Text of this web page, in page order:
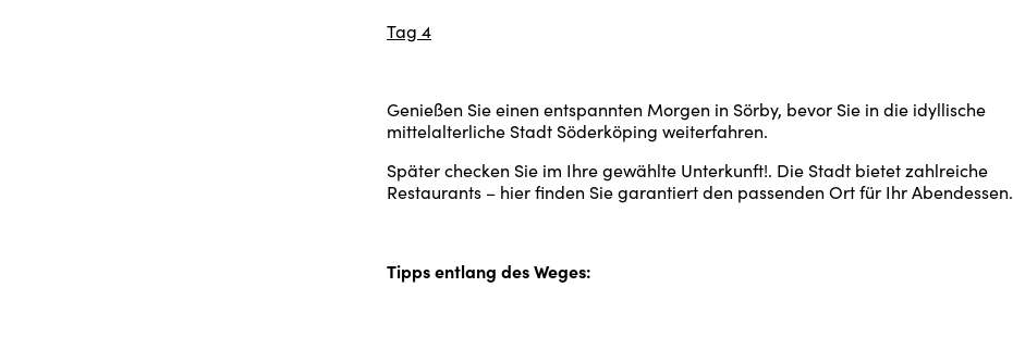
Tag 4
Genießen Sie einen entspannten Morgen in Sörby, bevor Sie in die idyllische
mittelalterliche Stadt Söderköping weiterfahren.
Später checken Sie im Ihre gewählte Unterkunft!. Die Stadt bietet zahlreiche
Restaurants – hier finden Sie garantiert den passenden Ort für Ihr Abendessen.
Tipps entlang des Weges: